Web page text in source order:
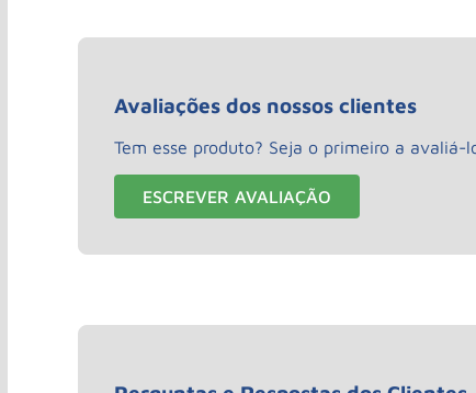
Avaliações dos nossos clientes
Tem esse produto? Seja o primeiro a avaliá-
ESCREVER AVALIAÇÃO